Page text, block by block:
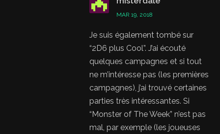
MAR 19, 2018
Je suis également tombé sur
“2D6 plus Cool”. J’ai écouté
quelques campagnes et si tout
ne m’intéresse pas (les premières
campagnes), j’ai trouvé certaines
parties très intéressantes. Si
“Monster of The Week” n’est pas
mal, par exemple (les joueuses